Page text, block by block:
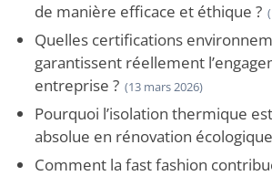
de manière efficace et éthique ?
Quelles certifications
garantissent réellement
entreprise ? (13 mars 2026)
Pourquoi l’isolation thermique
absolue en rénovation
Comment la fast fashion